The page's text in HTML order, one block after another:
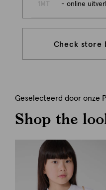
- online
Check store
Geselecteerd door onze
Shop the